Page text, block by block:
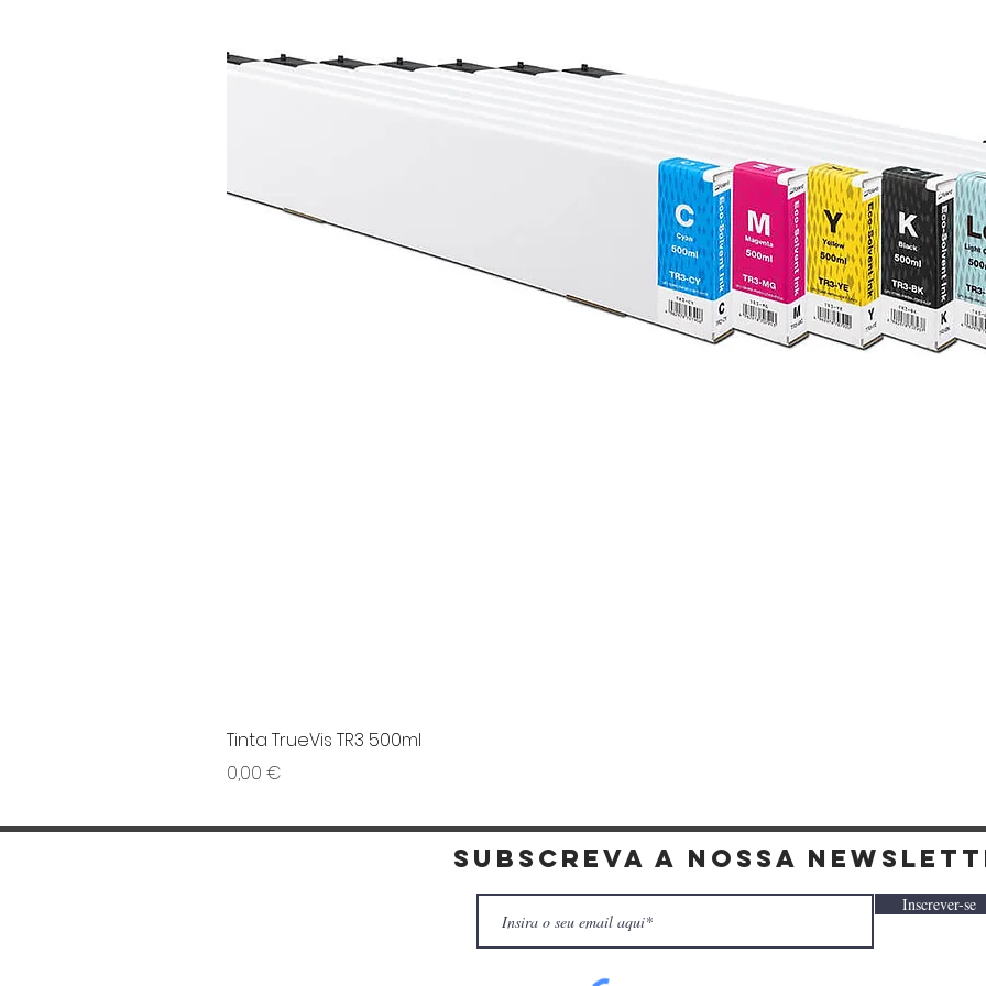
Tinta TrueVis TR3 500ml
Preço
0,00 €
Subscreva a nossa
Inscrever-se